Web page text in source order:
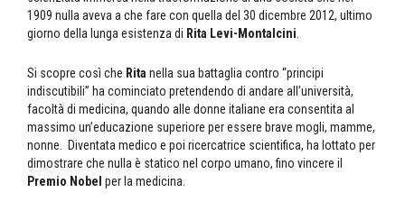
1909 nulla aveva a che fare con quella del 30 dicembre 2012, ultimo
giorno della lunga esistenza di Rita Levi-Montalcini.
Si scopre così che Rita nella sua battaglia contro “principi
indiscutibili” ha cominciato pretendendo di andare all’università,
facoltà di medicina, quando alle donne italiane era consentita al
massimo un’educazione superiore per essere brave mogli, mamme,
nonne. Diventata medico e poi ricercatrice scientifica, ha lottato per
dimostrare che nulla è statico nel corpo umano, fino vincere il
Premio Nobel per la medicina.